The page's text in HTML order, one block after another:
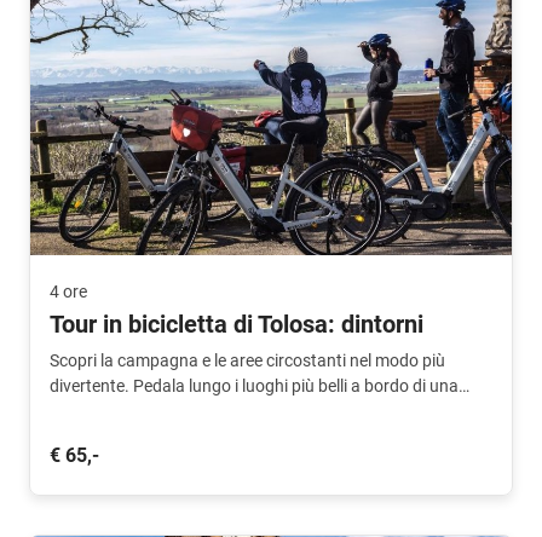
4 ore
Tour in bicicletta di Tolosa: dintorni
Scopri la campagna e le aree circostanti nel modo più
divertente. Pedala lungo i luoghi più belli a bordo di una
€ 65,-